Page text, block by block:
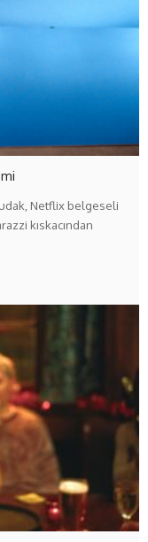
Netflix belgeseli
kıskacından